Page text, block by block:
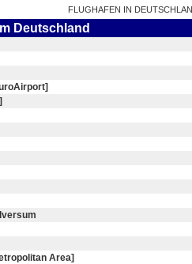
FLUGHAFEN IN
Deutschland
Area]